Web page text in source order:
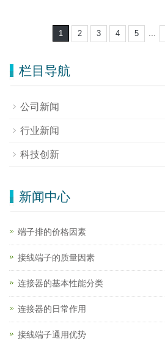
1 2 3 4 5
栏目导航
公司新闻
行业新闻
科技创新
新闻中心
端子排的价格因素
接线端子的质量因素
连接器的基本性能分类
连接器的日常作用
接线端子通用优势